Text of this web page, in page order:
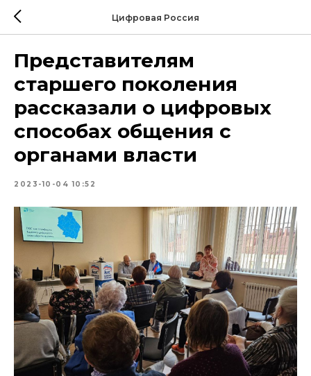
Цифровая Россия
Представителям
старшего поколения
рассказали о цифровых
способах общения с
органами власти
2023-10-04 10:52